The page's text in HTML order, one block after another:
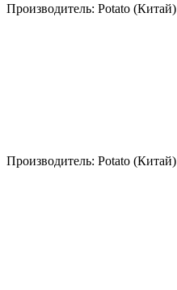
Производитель: Potato (Китай)
Производитель: Potato (Китай)